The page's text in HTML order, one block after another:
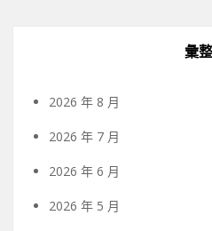
彙整
2026 年 8 月
2026 年 7 月
2026 年 6 月
2026 年 5 月